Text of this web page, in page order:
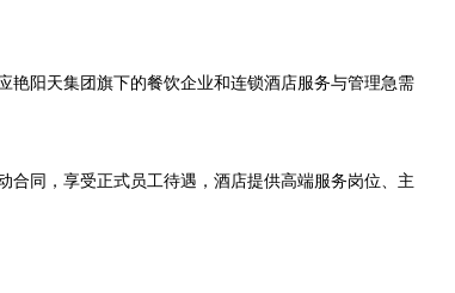
艳阳天集团旗下的餐饮企业和连锁酒店服务与管理急需
合同，享受正式员工待遇，酒店提供高端服务岗位、主